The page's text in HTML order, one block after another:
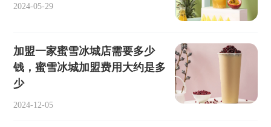
2024-05-29
加盟一家蜜雪冰城店需要多少
钱，蜜雪冰城加盟费用大约是多
少
2024-12-05